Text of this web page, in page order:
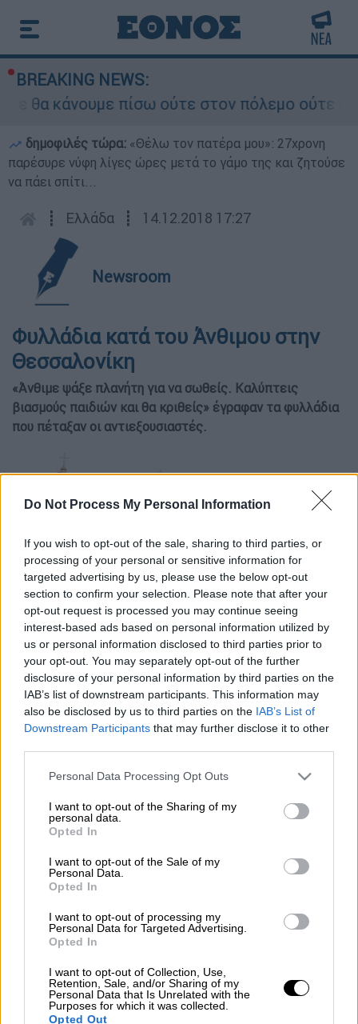
Do Not Process My Personal Information
If you wish to opt-out of the sale, sharing to third parties, or
processing of your personal or sensitive information for
targeted advertising by us, please use the below opt-out
section to confirm your selection. Please note that after your
opt-out request is processed you may continue seeing
interest-based ads based on personal information utilized by
us or personal information disclosed to third parties prior to
your opt-out. You may separately opt-out of the further
disclosure of your personal information by third parties on the
IAB’s list of downstream participants. This information may
also be disclosed by us to third parties on the IAB’s List of
Downstream Participants that may further disclose it to other
Please note that this website/app uses one or more Google
not limited to your visit or usage behaviour. You may click to
grant or deny consent to Google and its third-party tags to
use your data for below specified purposes in below Google
consent section.
Personal Data Processing Opt Outs
I want to opt-out of the Sharing of my
personal data.
Opted In
I want to opt-out of the Sale of my
Personal Data.
Opted In
I want to opt-out of processing my
Personal Data for Targeted Advertising.
Opted In
I want to opt-out of Collection, Use,
Retention, Sale, and/or Sharing of my
Personal Data that Is Unrelated with the
Purposes for which it was collected.
Opted Out
BREAKING NEWS:
θα κάνουμε πίσω ούτε στον πόλεμο ούτε
δημοφιλές τώρα: «Θέλω τον πατέρα μου»: 27χρονη
παρέσυρε νύφη λίγες ώρες μετά το γάμο της και ζητούσε
να πάει σπίτι...
┋ Ελλάδα ┋ 14.12.2018 17:27
Newsroom
Φυλλάδια κατά του Άνθιμου στην
Θεσσαλονίκη
«Άνθιμε ψάξε πλανήτη για να σωθείς. Καλύπτεις
βιασμούς παιδιών και θα κριθείς» έγραφαν τα φυλλάδια
που πέταξαν οι αντιεξουσιαστές.
Προσθέστε το ΕΘΝΟΣ στη Google
μέλη της αναρχικής συλλογικότητας
"Pueblo".
Λίγο μετά τις 13.00 πέταξαν φέιγ βολάν
κατά του Μητροπολίτη Άνθιμου, από την
πλευρά της οδού Βογατσικού, όπου
Μητρόπολης και στη συνέχεια αποχώρησαν.
Καλύπτεις βιασμούς παιδιών και θα κριθείς»
έγραφαν τα φυλλάδια που πέταξαν οι